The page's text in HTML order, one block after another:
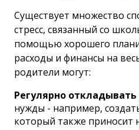
Существует множество
стресс, связанный со
помощью хорошего
расходы и финансы на
родители могут:
Регулярно откладывать
нужды - например,
который также приносит